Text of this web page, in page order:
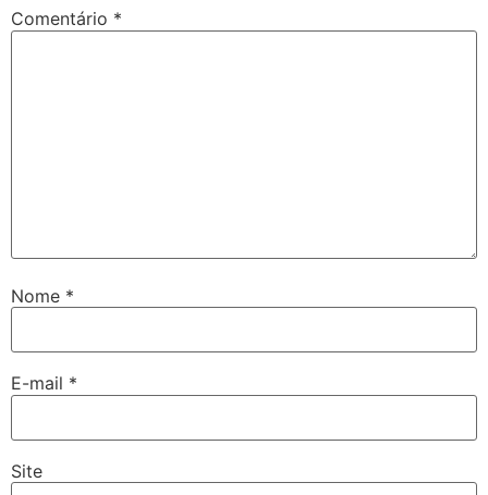
Comentário *
Nome *
E-mail *
Site